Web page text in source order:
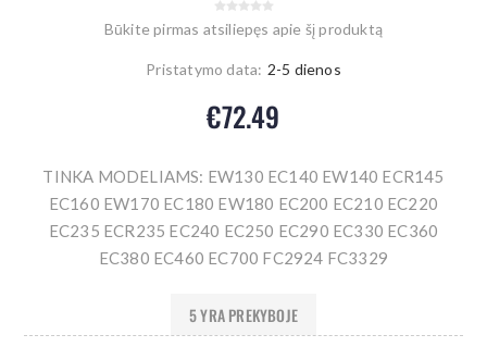
Būkite pirmas atsiliepęs apie šį produktą
Pristatymo data: 2-5 dienos
€72.49
TINKA MODELIAMS: EW130 EC140 EW140 ECR145
EC160 EW170 EC180 EW180 EC200 EC210 EC220
EC235 ECR235 EC240 EC250 EC290 EC330 EC360
EC380 EC460 EC700 FC2924 FC3329
5 YRA PREKYBOJE